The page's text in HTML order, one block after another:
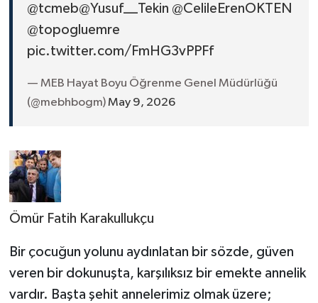
@tcmeb@Yusuf__Tekin @CelileErenOKTEN
@topogluemre
pic.twitter.com/FmHG3vPPFf
— MEB Hayat Boyu Öğrenme Genel Müdürlüğü
(@mebhbogm)May 9, 2026
Ömür Fatih Karakullukçu
Bir çocuğun yolunu aydınlatan bir sözde, güven
veren bir dokunuşta, karşılıksız bir emekte annelik
vardır. Başta şehit annelerimiz olmak üzere;